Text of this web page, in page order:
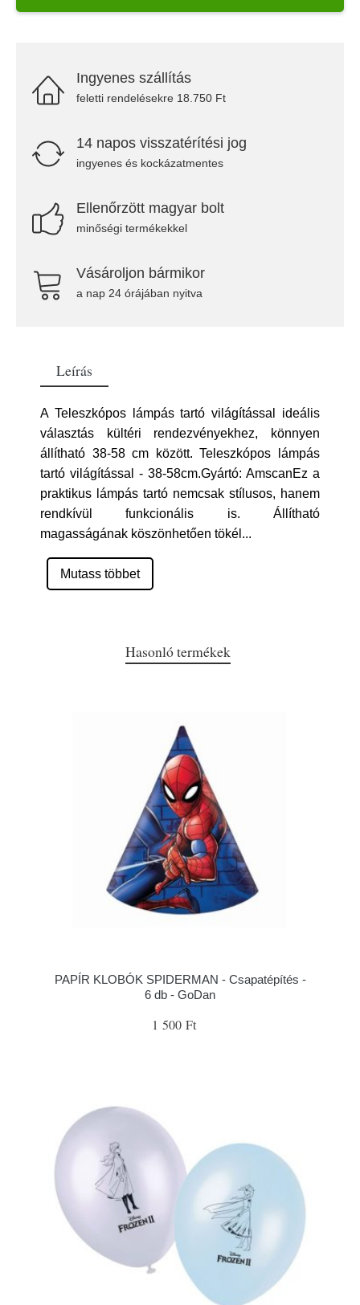
Ingyenes szállítás
feletti rendelésekre 18.750 Ft
14 napos visszatérítési jog
ingyenes és kockázatmentes
Ellenőrzött magyar bolt
minőségi termékekkel
Vásároljon bármikor
a nap 24 órájában nyitva
Leírás
A Teleszkópos lámpás tartó világítással ideális
választás kültéri rendezvényekhez, könnyen
állítható 38-58 cm között. Teleszkópos lámpás
tartó világítással - 38-58cm.Gyártó: AmscanEz a
praktikus lámpás tartó nemcsak stílusos, hanem
rendkívül funkcionális is. Állítható
magasságának köszönhetően tökél ...
Mutass többet
Hasonló termékek
PAPÍR KLOBÓK SPIDERMAN - Csapatépítés -
6 db - GoDan
1 500 Ft